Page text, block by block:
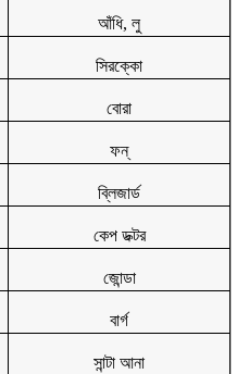
আঁধি, লু
সিরক্কো
বোরা
ফন্
ব্লিজার্ড
কেপ ডক্টর
জোন্ডা
বার্গ
সান্টা আনা